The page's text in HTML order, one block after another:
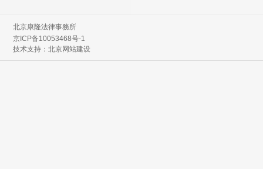
北京康隆法律事務所
京ICP备10053468号-1
技术支持：北京网站建设